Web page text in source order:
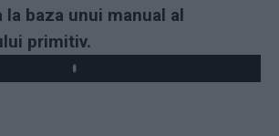
la baza unui manual al
primitiv.
Play